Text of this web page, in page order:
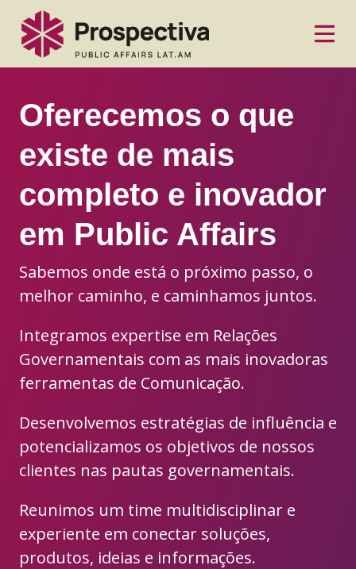
Oferecemos o que
existe de mais
completo e inovador
em Public Affairs
Sabemos onde está o próximo passo, o
melhor caminho, e caminhamos juntos.
Integramos expertise em Relações
Governamentais com as mais inovadoras
ferramentas de Comunicação.
Desenvolvemos estratégias de influência e
potencializamos os objetivos de nossos
clientes nas pautas governamentais.
Reunimos um time multidisciplinar e
experiente em conectar soluções,
produtos, ideias e informações.